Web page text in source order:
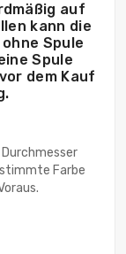
auf
kann die
Spule
Spule
dem Kauf
Farbe